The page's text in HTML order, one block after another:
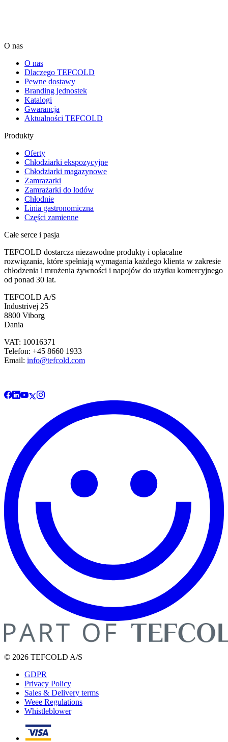
O nas
O nas
Dlaczego TEFCOLD
Pewne dostawy
Branding jednostek
Katalogi
Gwarancja
Aktualności TEFCOLD
Produkty
Oferty
Chłodziarki ekspozycyjne
Chłodziarki magazynowe
Zamrazarki
Zamrażarki do lodów
Chłodnie
Linia gastronomiczna
Części zamienne
Całe serce i pasja
TEFCOLD dostarcza niezawodne produkty i opłacalne
rozwiązania, które spełniają wymagania każdego klienta w zakresie
chłodzenia i mrożenia żywności i napojów do użytku komercyjnego
od ponad 30 lat.
TEFCOLD A/S
Industrivej 25
8800 Viborg
Dania
VAT: 10016371
Telefon: +45 8660 1933
Email: info@tefcold.com
© 2026 TEFCOLD A/S
GDPR
Privacy Policy
Sales & Delivery terms
Weee Regulations
Whistleblower